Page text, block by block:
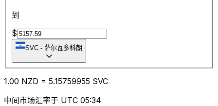
到
$
SVC - 萨尔瓦多科朗
1.00 NZD = 5.15759955 SVC
中间市场汇率于 UTC 05:34